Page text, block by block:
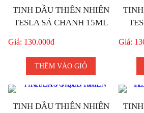
TINH DẦU THIÊN NHIÊN
TESLA SẢ CHANH 15ML
Giá: 130.000đ
THÊM VÀO GIỎ
Giá:
TINH DẦU THIÊN NHIÊN